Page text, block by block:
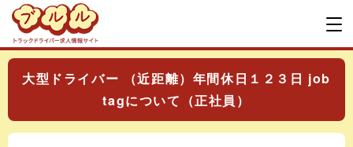
大型ドライバー （近距離）年間休日１２３日 job
tagについて（正社員）